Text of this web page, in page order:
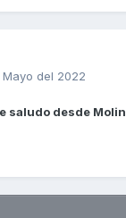
Mayo del 2022
saludo desde